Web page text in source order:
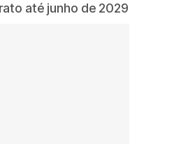
até junho de 2029